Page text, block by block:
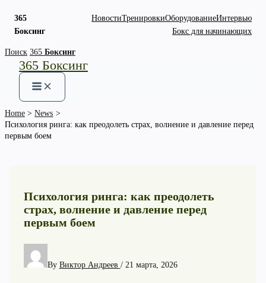
365
Боксинг
НовостиТренировкиОборудованиеИнтервью
Бокс для начинающих
Skip
content
Поиск 365 Боксинг
365 Боксинг
Home
News
Психология ринга: как преодолеть страх, волнение и давление перед
первым боем
Психология ринга: как преодолеть
страх, волнение и давление перед
первым боем
By Виктор Андреев / 21 марта, 2026